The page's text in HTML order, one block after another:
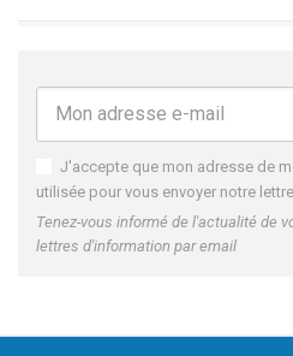
J'accepte que mon adresse de
utilisée pour vous envoyer notre
Tenez-vous informé de l'actualité de
lettres d'information par email